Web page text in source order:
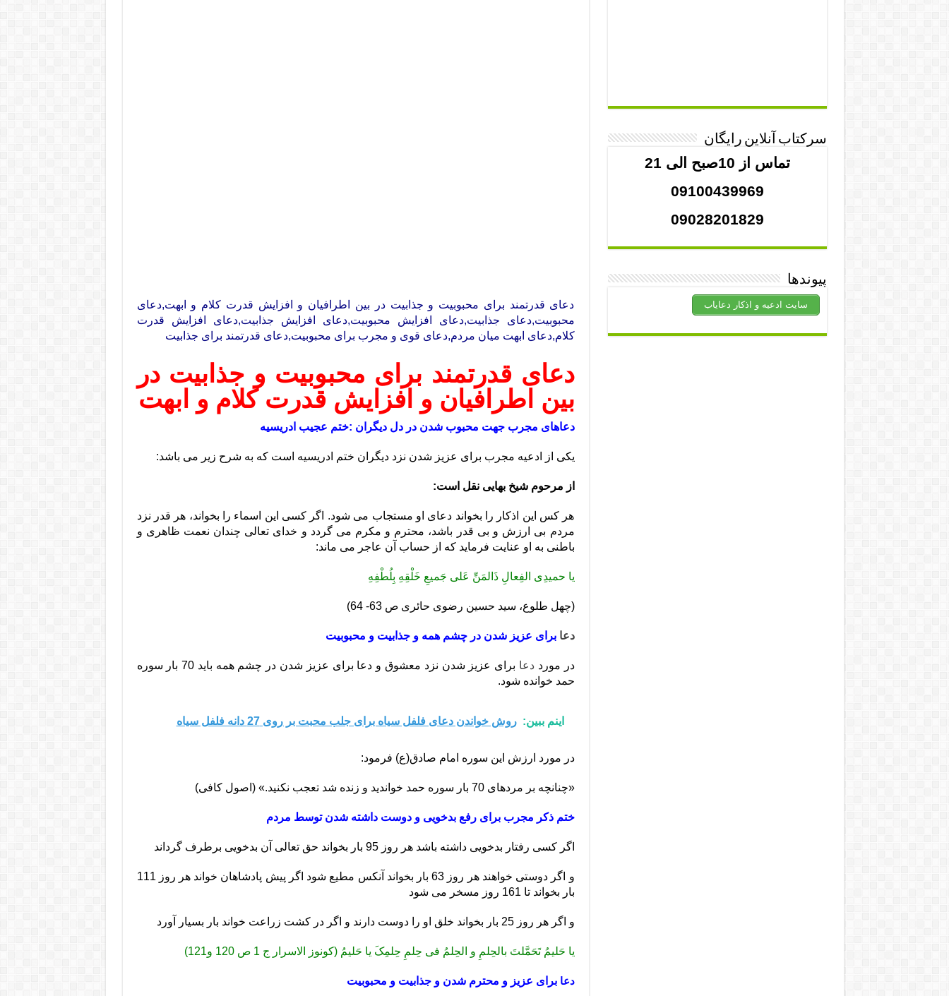
دعای قدرتمند برای محبوبیت و جذابیت در بین اطرافیان و افزایش قدرت کلام و ابهت,دعای
محبوبیت,دعای جذابیت,دعای افزایش محبوبیت,دعای افزایش جذابیت,دعای افزایش قدرت
کلام,دعای ابهت میان مردم,دعای قوی و مجرب برای محبوبیت,دعای قدرتمند برای جذابیت
دعای قدرتمند برای محبوبیت و جذابیت در
بین اطرافیان و افزایش قدرت کلام و ابهت
دعاهای مجرب جهت محبوب شدن در دل دیگران :ختم عجیب ادریسیه
یکی از ادعیه مجرب برای عزیز شدن نزد دیگران ختم ادریسیه است که به شرح زیر می باشد:
از مرحوم شیخ بهایی نقل است:
هر کس این اذکار را بخواند دعای او مستجاب می شود. اگر کسی این اسماء را بخواند، هر قدر نزد
مردم بی ارزش و بی قدر باشد، محترم و مکرم می گردد و خدای تعالی چندان نعمت ظاهری و
باطنی به او عنایت فرماید که از حساب آن عاجر می ماند:
یا حمیدِی الفِعالِ ذَالمَنِّ عَلی جَمیعِ خَلْقِهِ بِلُطْفِهِ
(چهل طلوع، سید حسین رضوی حائری ص 63- 64)
دعا برای عزیز شدن در چشم همه و جذابیت و محبوبیت
در مورددعا
برای عزیز شدن نزد معشوق و دعا برای عزیز شدن در چشم همه باید 70 بار سوره
حمد خوانده شود.
اینم ببین: روش خواندن دعای فلفل سیاه برای جلب محبت بر روی 27 دانه فلفل سیاه
در مورد ارزش این سوره امام صادق(ع) فرمود:
«چنانچه بر مرده‎ای 70 بار سوره حمد خواندید و زنده شد تعجب نکنید.» (اصول کافی)
ختم ذکر مجرب برای رفع بدخویی و دوست داشته شدن توسط مردم
اگر کسی رفتار بدخویی داشته باشد هر روز 95 بار بخواند حق تعالی آن بدخویی برطرف گرداند
و اگر دوستی خواهند هر روز 63 بار بخواند آنکس مطیع شود اگر پیش پادشاهان خواند هر روز 111
بار بخواند تا 161 روز مسخر می شود
و اگر هر روز 25 بار بخواند خلق او را دوست دارند و اگر در کشت زراعت خواند بار بسیار آورد
یا حَلیمُ تَحَمَّلتَ بالحِلمِ و الحِلمُ فی حِلمِ حِلمِکَ یا حَلیمُ (کونوز الاسرار ج 1 ص 120 و121)
دعابرای عزیز و محترم شدن و جذابیت و محبوبیت
سرکتاب آنلاین رایگان
تماس از 10صبح الی 21
09100439969
09028201829
پیوندها
سایت ادعیه و اذکار دعایاب